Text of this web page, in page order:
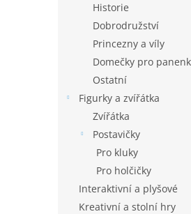
Historie
Dobrodružství
Princezny a víly
Domečky pro
Ostatní
Figurky a zvířátka
Zvířátka
Postavičky
Pro kluky
Pro holčičky
Interaktivní a plyšové
Kreativní a stolní hry